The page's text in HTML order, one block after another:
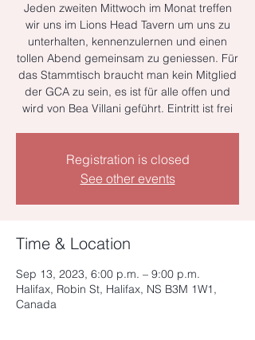
Jeden zweiten Mittwoch im Monat treffen
wir uns im Lions Head Tavern um uns zu
unterhalten, kennenzulernen und einen
tollen Abend gemeinsam zu geniessen. Für
das Stammtisch braucht man kein Mitglied
der GCA zu sein, es ist für alle offen und
wird von Bea Villani geführt. Eintritt ist frei
Registration is closed
See other events
Time & Location
Sep 13, 2023, 6:00 p.m. – 9:00 p.m.
Halifax, Robin St, Halifax, NS B3M 1W1,
Canada